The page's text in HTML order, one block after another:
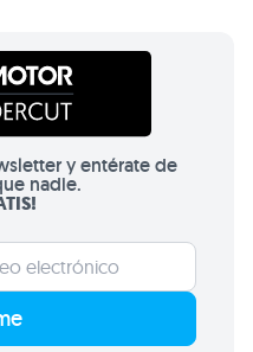
y entérate de
nadie.